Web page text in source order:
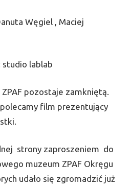
Węgiel , Maciej
lablab
pozostaje zamkniętą.
film prezentujący
strony zaproszeniem do
muzeum ZPAF Okręgu
udało się zgromadzić już